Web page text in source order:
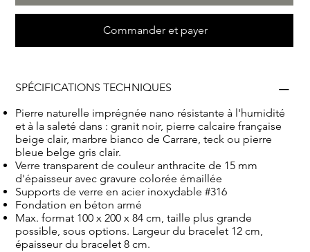
faire de haute qualité, ce monument funéraire a été
soigneusement conçu et fabriqué pour un souvenir
durable de votre bien-aimé. Que ce monument serve de
donnant un aspect unique et particulier au cimetière.
Commander et payer
SPÉCIFICATIONS TECHNIQUES
Pierre naturelle imprégnée nano résistante à l'humidité
et à la saleté dans : granit noir, pierre calcaire française
beige clair, marbre bianco de Carrare, teck ou pierre
bleue belge gris clair.
Verre transparent de couleur anthracite de 15 mm
d'épaisseur avec gravure colorée émaillée
Supports de verre en acier inoxydable #316
Fondation en béton armé
Max. format 100 x 200 x 84 cm, taille plus grande
possible, sous options. Largeur du bracelet 12 cm,
épaisseur du bracelet 8 cm.